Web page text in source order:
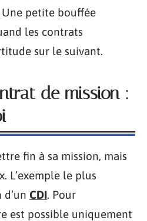
petite bouffée
les contrats
sur le suivant.
de mission :
fin à sa mission, mais
L’exemple le plus
CDI. Pour
est possible uniquement